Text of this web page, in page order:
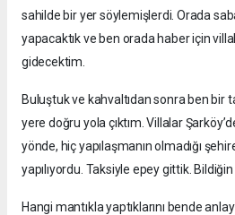
sahilde bir yer söylemişlerdi. Orada
yapacaktık ve ben orada haber için
gidecektim.
Buluştuk ve kahvaltıdan sonra ben bir
yere doğru yola çıktım. Villalar
yönde, hiç yapılaşmanın olmadığı
yapılıyordu. Taksiyle epey gittik. Bildiğin
Hangi mantıkla yaptıklarını bende